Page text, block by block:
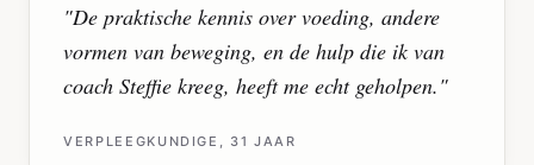
"De praktische kennis over voeding, andere
vormen van beweging, en de hulp die ik van
coach Steffie kreeg, heeft me echt geholpen."
VERPLEEGKUNDIGE, 31 JAAR